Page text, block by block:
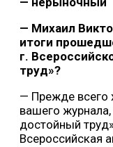
— Михаил
итоги
г.
труд»?
— Прежде всего
вашего
достойный
Всероссийская